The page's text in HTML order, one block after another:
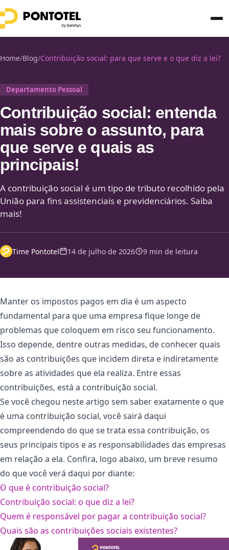
Home/Blog/Contribuição social: para que serve e o que diz a lei?
Departamento Pessoal
Contribuição social: entenda
mais sobre o assunto, para
que serve e quais as
principais!
A contribuição social é um tipo de tributo recolhido pela
União para fins assistenciais e previdenciários. Saiba
mais!
Time Pontotel 14 de julho de 2026 9 min de leitura
Manter os impostos pagos em dia é um aspecto
fundamental para que uma empresa fique longe de
problemas que coloquem em risco seu funcionamento.
Isso depende, dentre outras medidas, de conhecer quais
são as contribuições que incidem direta e indiretamente
sobre as atividades que ela realiza. Entre essas
contribuições, está a contribuição social.
Se você chegou neste artigo sem saber exatamente o que
é uma contribuição social, você sairá daqui
compreendendo do que se trata essa contribuição, os
seus principais tipos e as responsabilidades das empresas
em relação a ela. Confira, logo abaixo, um breve resumo
do que você verá daqui por diante:
O que é contribuição social?
Contribuição social: o que diz a lei?
Quem é responsável por pagar a contribuição social?
Quais são as contribuições sociais existentes?